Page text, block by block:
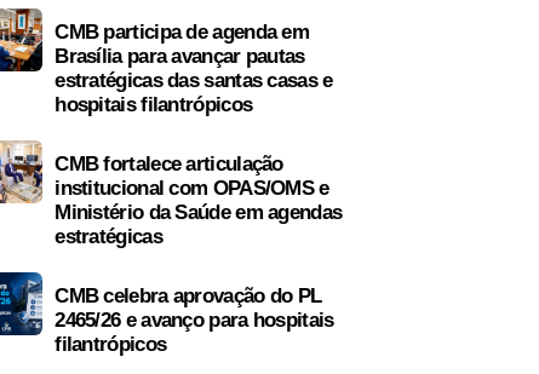
CMB participa de agenda em
Brasília para avançar pautas
estratégicas das santas casas e
hospitais filantrópicos
CMB fortalece articulação
institucional com OPAS/OMS e
Ministério da Saúde em agendas
estratégicas
CMB celebra aprovação do PL
2465/26 e avanço para hospitais
filantrópicos